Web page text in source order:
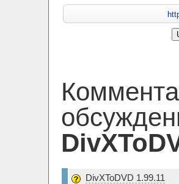
DivXToDVD 1.99.11